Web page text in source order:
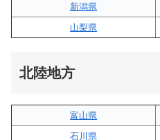
新潟県
山梨県
北陸地方
富山県
石川県